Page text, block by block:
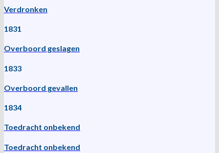
Verdronken
1831
Overboord geslagen
1833
Overboord gevallen
1834
Toedracht onbekend
Toedracht onbekend